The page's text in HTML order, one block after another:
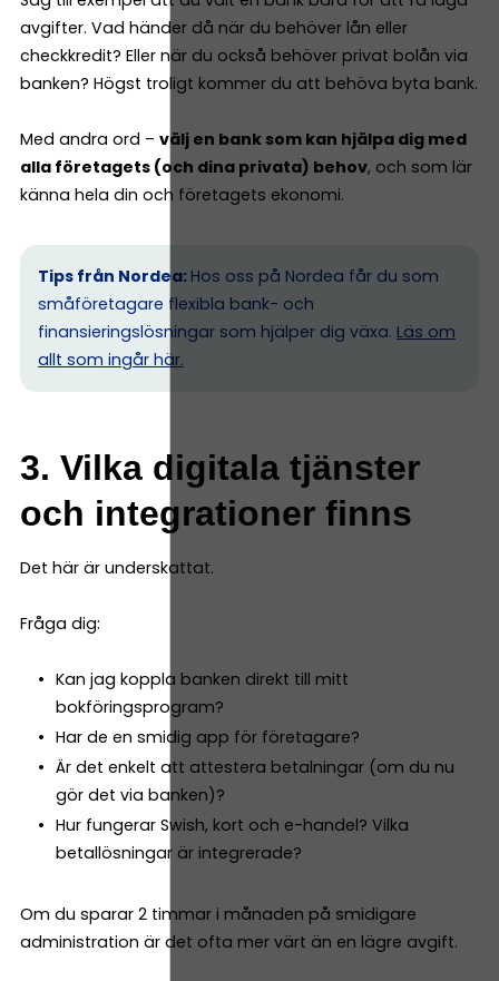
avgifter. Vad händer då när du behöver lån eller
checkkredit? Eller när du också behöver privat bolån via
banken? Högst troligt kommer du att behöva byta bank.
Med andra ord – välj en bank som kan hjälpa dig med
alla företagets (och dina privata) behov, och som lär
känna hela din och företagets ekonomi.
Tips från Nordea: Hos oss på Nordea får du som
småföretagare flexibla bank- och
finansieringslösningar som hjälper dig växa. Läs om
allt som ingår här.
3. Vilka digitala tjänster
och integrationer finns
Det här är underskattat.
Fråga dig:
Kan jag koppla banken direkt till mitt
bokföringsprogram?
Har de en smidig app för företagare?
Är det enkelt att attestera betalningar (om du nu
gör det via banken)?
Hur fungerar Swish, kort och e-handel? Vilka
betallösningar är integrerade?
Om du sparar 2 timmar i månaden på smidigare
administration är det ofta mer värt än en lägre avgift.